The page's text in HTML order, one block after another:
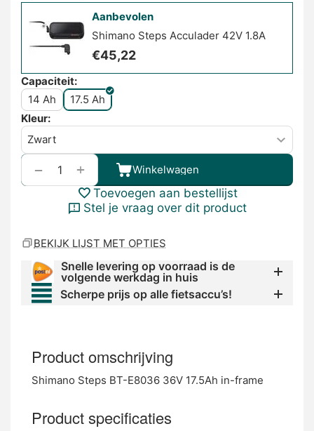
Aanbevolen
Shimano Steps Acculader 42V 1.8A
€45,22
Capaciteit:
14 Ah
17.5 Ah
Kleur:
+
− Winkelwagen
Toevoegen aan bestellijst
Stel je vraag over dit product
BEKIJK LIJST MET OPTIES
Snelle levering op voorraad is de
volgende werkdag in huis
Scherpe prijs op alle fietsaccu’s!
Product omschrijving
Shimano Steps BT-E8036 36V 17.5Ah in-frame
Product specificaties